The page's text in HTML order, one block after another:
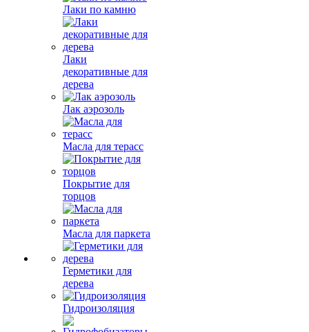
Лаки по камню
Лаки
декоративные для
дерева
Лак аэрозоль
Масла для терасс
Покрытие для
торцов
Масла для паркета
Герметики для
дерева
Гидроизоляция